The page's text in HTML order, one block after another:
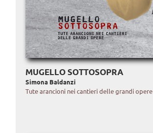
MUGELLO SOTTOSOPRA
Simona Baldanzi
Tute arancioni nei cantieri delle grandi opere